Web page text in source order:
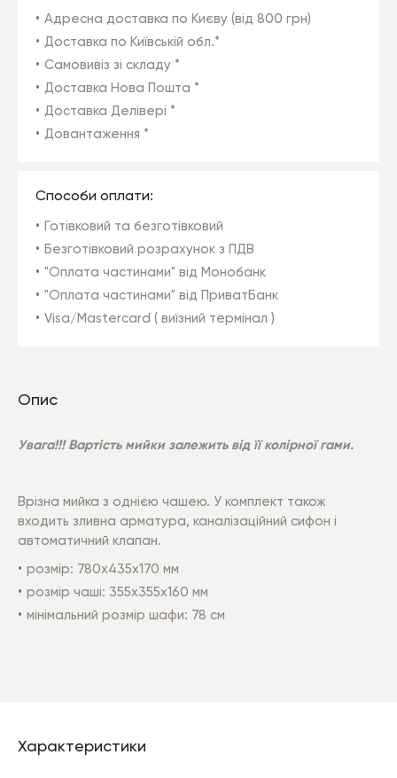
Адресна доставка по Києву (від 800 грн)
Доставка по Київській обл.*
Самовивіз зі складу *
Доставка Нова Пошта *
Доставка Делівері *
Довантаження *
Способи оплати:
Готівковий та безготівковий
Безготівковий розрахунок з ПДВ
"Оплата частинами" від Монобанк
"Оплата частинами" від ПриватБанк
Visa/Mastercard ( виїзний термінал )
Опис
Увага!!! Вартість мийки залежить від її колірної гами.
Врізна мийка з однією чашею. У комплект також
входить зливна арматура, каналізаційний сифон і
автоматичний клапан.
розмір: 780х435х170 мм
розмір чаші: 355х355х160 мм
мінімальний розмір шафи: 78 см
Характеристики